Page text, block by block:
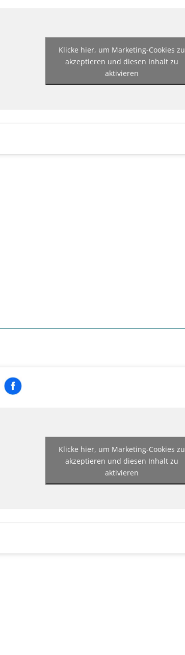
Klicke hier, um Marketing-Cookies zu
akzeptieren und diesen Inhalt zu
aktivieren
Klicke hier, um Marketing-Cookies zu
akzeptieren und diesen Inhalt zu
aktivieren